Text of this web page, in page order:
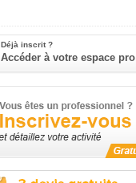
Déjà inscrit ?
Accéder à votre espace pro